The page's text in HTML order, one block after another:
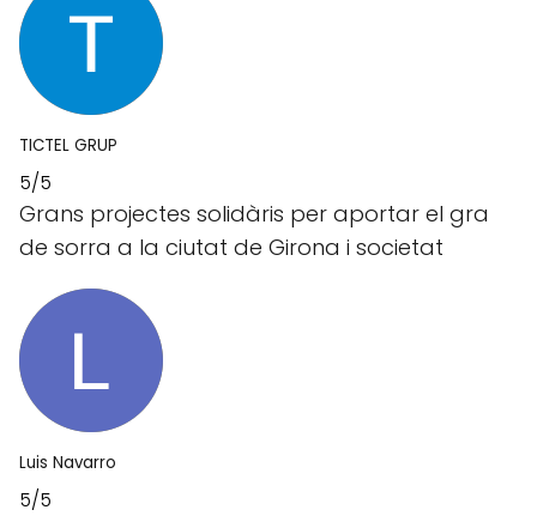
TICTEL GRUP
5/5
Grans projectes solidàris per aportar el gra
de sorra a la ciutat de Girona i societat
Luis Navarro
5/5